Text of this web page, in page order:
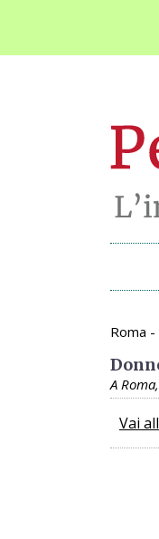
Roma
A
Vai